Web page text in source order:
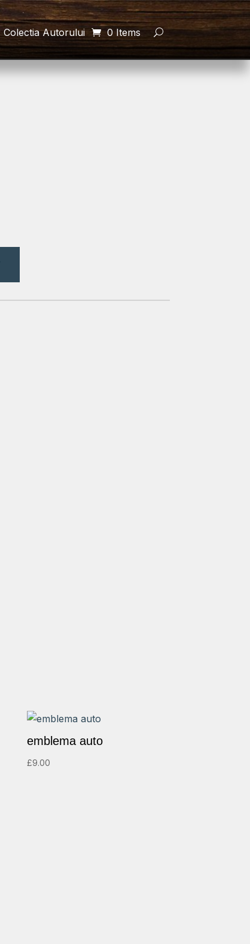
Colectia Autorului 0 Items
emblema auto
£9.00